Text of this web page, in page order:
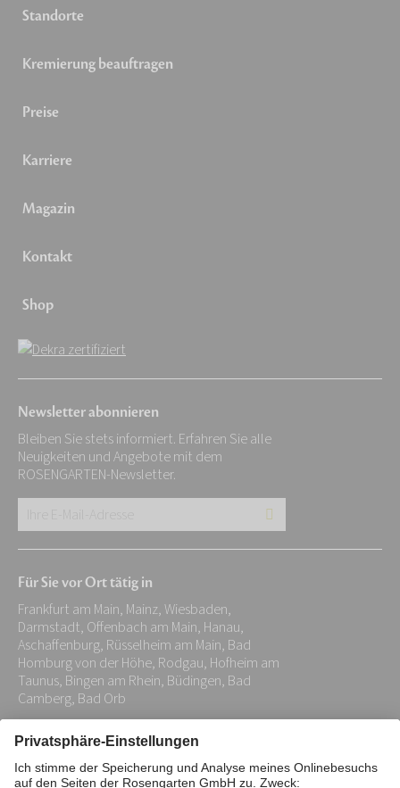
Standorte
Kremierung beauftragen
Preise
Karriere
Magazin
Kontakt
Shop
Newsletter abonnieren
Bleiben Sie stets informiert. Erfahren Sie alle
Neuigkeiten und Angebote mit dem
ROSENGARTEN-Newsletter.
E-
Adresse:
*
Für Sie vor Ort tätig in
Frankfurt am Main, Mainz, Wiesbaden,
Darmstadt, Offenbach am Main, Hanau,
Aschaffenburg, Rüsselheim am Main, Bad
Homburg von der Höhe, Rodgau, Hofheim am
Taunus, Bingen am Rhein, Büdingen, Bad
Camberg, Bad Orb
Impressum Datenschutz
Stiftung